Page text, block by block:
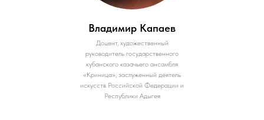
Владимир Капаев
Доцент, художественный
руководитель государственного
кубанского казачьего ансамбля
«Криница», заслуженный деятель
искусств Российской Федерации и
Республики Адыгея